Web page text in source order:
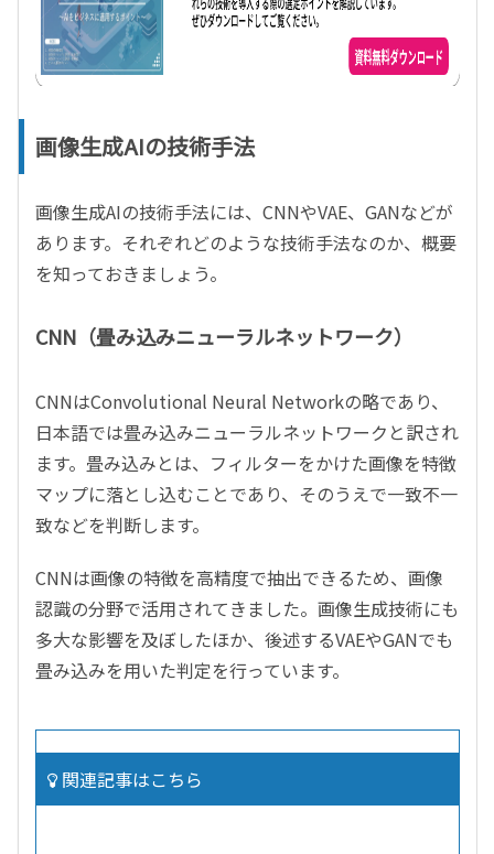
画像生成AIの技術手法
画像生成AIの技術手法には、CNNやVAE、GANなどが
あります。それぞれどのような技術手法なのか、概要
を知っておきましょう。
CNN（畳み込みニューラルネットワーク）
CNNはConvolutional Neural Networkの略であり、
日本語では畳み込みニューラルネットワークと訳され
ます。畳み込みとは、フィルターをかけた画像を特徴
マップに落とし込むことであり、そのうえで一致不一
致などを判断します。
CNNは画像の特徴を高精度で抽出できるため、画像
認識の分野で活用されてきました。画像生成技術にも
多大な影響を及ぼしたほか、後述するVAEやGANでも
畳み込みを用いた判定を行っています。
関連記事はこちら